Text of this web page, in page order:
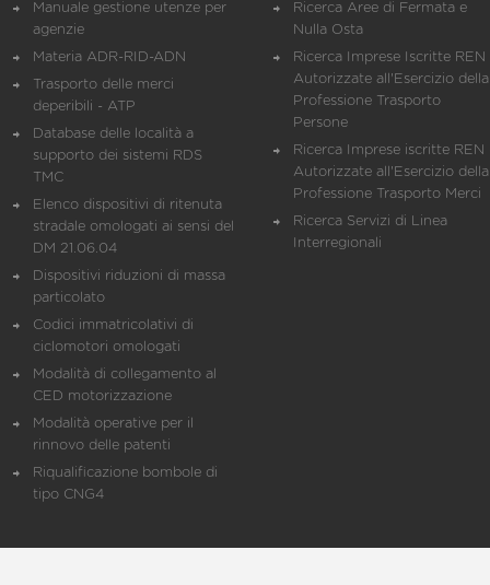
Manuale gestione utenze per
agenzie
Materia ADR-RID-ADN
Trasporto delle merci
deperibili - ATP
Database delle località a
supporto dei sistemi RDS
TMC
Elenco dispositivi di ritenuta
stradale omologati ai sensi del
DM 21.06.04
Dispositivi riduzioni di massa
particolato
Codici immatricolativi di
ciclomotori omologati
Modalità di collegamento al
CED motorizzazione
Modalità operative per il
rinnovo delle patenti
Riqualificazione bombole di
tipo CNG4
Ricerca Aree di Fermata e
Nulla Osta
Ricerca Imprese Iscritte REN
Autorizzate all'Esercizio della
Professione Trasporto
Persone
Ricerca Imprese iscritte REN
Autorizzate all'Esercizio della
Professione Trasporto Merci
Ricerca Servizi di Linea
Interregionali